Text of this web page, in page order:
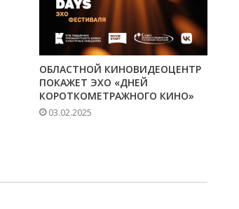
ОБЛАСТНОЙ КИНОВИДЕОЦЕНТР
ПОКАЖЕТ ЭХО «ДНЕЙ
КОРОТКОМЕТРАЖНОГО КИНО»
03.02.2025